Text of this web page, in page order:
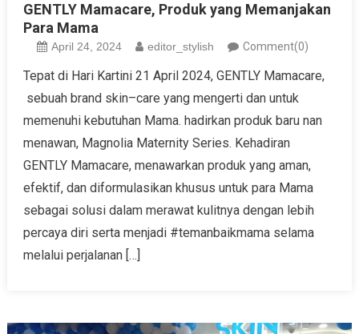
GENTLY Mamacare, Produk yang Memanjakan
Para Mama
April 24, 2024 editor_stylish Comment(0)
Tepat di Hari Kartini 21 April 2024, GENTLY Mamacare,
sebuah brand skin–care yang mengerti dan untuk
memenuhi kebutuhan Mama. hadirkan produk baru nan
menawan, Magnolia Maternity Series. Kehadiran
GENTLY Mamacare, menawarkan produk yang aman,
efektif, dan diformulasikan khusus untuk para Mama
sebagai solusi dalam merawat kulitnya dengan lebih
percaya diri serta menjadi #temanbaikmama selama
melalui perjalanan […]